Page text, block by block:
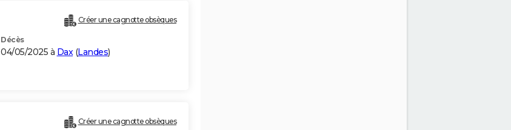
Créer une cagnotte obsèques
Décès
04/05/2025 à Dax(Landes)
Créer une cagnotte obsèques